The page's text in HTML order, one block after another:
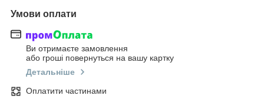
Умови оплати
Ви отримаєте замовлення
або гроші повернуться на вашу картку
Детальніше
Оплатити частинами